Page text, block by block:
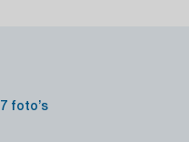
7 foto’s